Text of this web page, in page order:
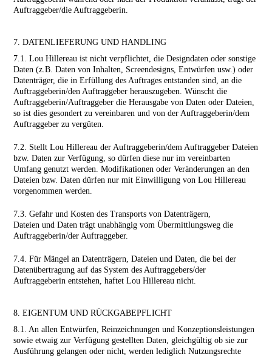
Auftraggeber/die Auftraggeberin.
7. DATENLIEFERUNG UND HANDLING
7.1. Lou Hillereau ist nicht verpflichtet, die Designdaten oder sonstige
Daten (z.B. Daten von Inhalten, Screendesigns, Entwürfen usw.) oder
Datenträger, die in Erfüllung des Auftrages entstanden sind, an die
Auftraggeberin/den Auftraggeber herauszugeben. Wünscht die
Auftraggeberin/Auftraggeber die Herausgabe von Daten oder Dateien,
so ist dies gesondert zu vereinbaren und von der Auftraggeberin/dem
Auftraggeber zu vergüten.
7.2. Stellt Lou Hillereau der Auftraggeberin/dem Auftraggeber Dateien
bzw. Daten zur Verfügung, so dürfen diese nur im vereinbarten
Umfang genutzt werden. Modifikationen oder Veränderungen an den
Dateien bzw. Daten dürfen nur mit Einwilligung von Lou Hillereau
vorgenommen werden.
7.3. Gefahr und Kosten des Transports von Datenträgern,
Dateien und Daten trägt unabhängig vom Übermittlungsweg die
Auftraggeberin/der Auftraggeber.
7.4. Für Mängel an Datenträgern, Dateien und Daten, die bei der
Datenübertragung auf das System des Auftraggebers/der
Auftraggeberin entstehen, haftet Lou Hillereau nicht.
8. EIGENTUM UND RÜCKGABEPFLICHT
8.1. An allen Entwürfen, Reinzeichnungen und Konzeptionsleistungen
sowie etwaig zur Verfügung gestellten Daten, gleichgültig ob sie zur
Ausführung gelangen oder nicht, werden lediglich Nutzungsrechte